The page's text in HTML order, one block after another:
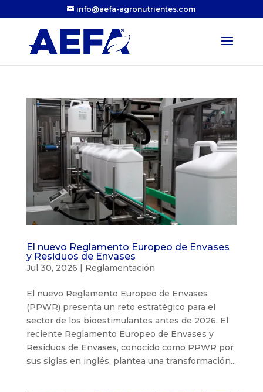
info@aefa-agronutrientes.com
El nuevo Reglamento Europeo de Envases
y Residuos de Envases
Jul 30, 2026 | Reglamentación
El nuevo Reglamento Europeo de Envases
(PPWR) presenta un reto estratégico para el
sector de los bioestimulantes antes de 2026. El
reciente Reglamento Europeo de Envases y
Residuos de Envases, conocido como PPWR por
sus siglas en inglés, plantea una transformación...